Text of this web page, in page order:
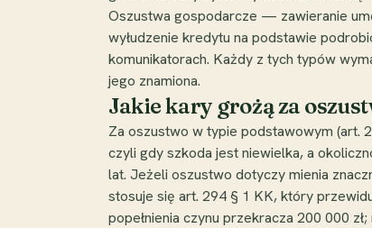
Oszustwa gospodarcze — zawieranie
wyłudzenie kredytu na podstawie
komunikatorach. Każdy z tych typów
jego znamiona.
Jakie kary grożą za
Za oszustwo w typie podstawowym (art.
czyli gdy szkoda jest niewielka, a
lat. Jeżeli oszustwo dotyczy mienia
stosuje się art. 294 § 1 KK, który
popełnienia czynu przekracza 200 000